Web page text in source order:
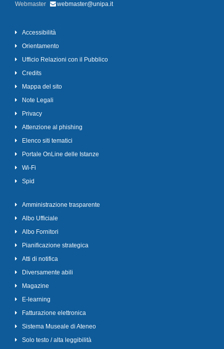
Webmaster
webmaster@unipa.it
Accessibilità
Orientamento
Ufficio Relazioni con il Pubblico
Credits
Mappa del sito
Note Legali
Privacy
Attenzione al phishing
Elenco siti tematici
Portale OnLine delle Istanze
Wi-Fi
Spid
Amministrazione trasparente
Albo Ufficiale
Albo Fornitori
Pianificazione strategica
Atti di notifica
Diversamente abili
Magazine
E-learning
Fatturazione elettronica
Sistema Museale di Ateneo
Solo testo / alta leggibilità